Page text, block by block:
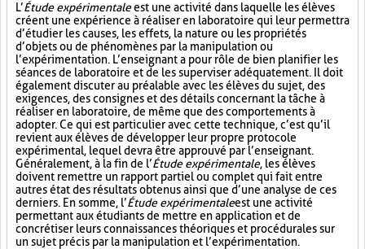
L’Étude expérimentaleest une activité dans laquelle les élèves
créent une expérience à réaliser en laboratoire qui leur permettra
d’étudier les causes, les effets, la nature ou les propriétés
d’objets ou de phénomènes par la manipulation ou
l’expérimentation. L’enseignant a pour rôle de bien planifier les
séances de laboratoire et de les superviser adéquatement. Il doit
également discuter au préalable avec les élèves du sujet, des
exigences, des consignes et des détails concernant la tâche à
réaliser en laboratoire, de même que des comportements à
adopter. Ce qui est particulier avec cette technique, c’est qu’il
revient aux élèves de développer leur propre protocole
expérimental, lequel devra être approuvé par l’enseignant.
Généralement, à la fin de l’Étude expérimentale, les élèves
doivent remettre un rapport partiel ou complet qui fait entre
autres état des résultats obtenus ainsi que d’une analyse de ces
derniers. En somme, l’Étude expérimentaleest une activité
permettant aux étudiants de mettre en application et de
concrétiser leurs connaissances théoriques et procédurales sur
un sujet précis par la manipulation et l’expérimentation.